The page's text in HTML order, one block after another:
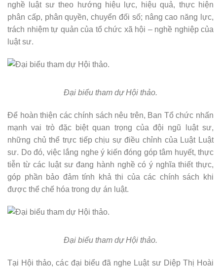
nghề luật sư theo hướng hiệu lực, hiệu quả, thực hiện
phân cấp, phân quyền, chuyển đối số; nâng cao năng lực,
trách nhiệm tự quản của tổ chức xã hội – nghề nghiệp của
luật sư.
Đại biểu tham dự Hội thảo.
Để hoàn thiện các chính sách nêu trên, Ban Tổ chức nhấn
mạnh vai trò đặc biệt quan trọng của đội ngũ luật sư,
những chủ thể trực tiếp chịu sự điều chỉnh của Luật Luật
sư. Do đó, việc lắng nghe ý kiến đóng góp tâm huyết, thực
tiễn từ các luật sư đang hành nghề có ý nghĩa thiết thực,
góp phần bảo đảm tính khả thi của các chính sách khi
được thể chế hóa trong dự án luật.
Đại biểu tham dự Hội thảo.
Tại Hội thảo, các đại biểu đã nghe Luật sư Diệp Thị Hoài